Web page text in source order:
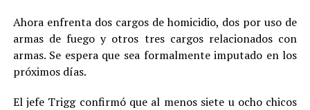
Ahora enfrenta dos cargos de homicidio, dos por uso de
armas de fuego y otros tres cargos relacionados con
armas. Se espera que sea formalmente imputado en los
próximos días.
El jefe Trigg confirmó que al menos siete u ocho chicos